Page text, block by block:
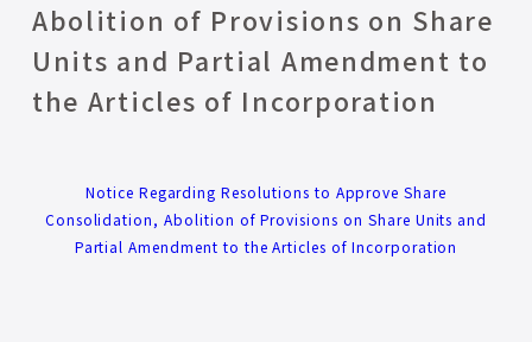
Abolition of Provisions on Share
Units and Partial Amendment to
the Articles of Incorporation
Notice Regarding Resolutions to Approve Share
Consolidation, Abolition of Provisions on Share Units and
Partial Amendment to the Articles of Incorporation